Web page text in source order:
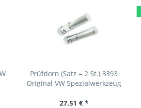
Prüfdorn (Satz = 2 St.) 3393
Original VW Spezialwerkzeug
27,51 € *